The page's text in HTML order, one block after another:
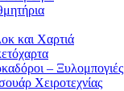
και Χαρτιά
– Ξυλομπογιές
Χειροτεχνίας